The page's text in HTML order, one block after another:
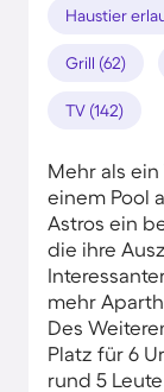
Haustier
Grill (62)
TV (142)
Mehr als
einem Pool
Astros ein
die ihre
mehr
Des
Platz für 6
rund 5